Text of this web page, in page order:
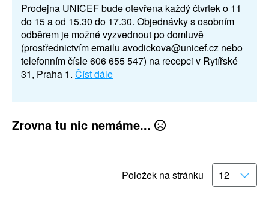
Prodejna UNICEF bude otevřena každý čtvrtek o 11
do 15 a od 15.30 do 17.30. Objednávky s osobním
odběrem je možné vyzvednout po domluvě
(prostřednictvím emailu avodickova@unicef.cz nebo
telefonním čísle 606 655 547) na recepci v Rytířské
31, Praha 1. Číst dále
Zrovna tu nic nemáme...
Položek na stránku